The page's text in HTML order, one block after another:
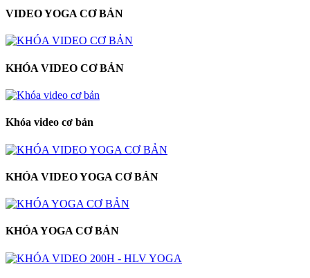
VIDEO YOGA CƠ BẢN
KHÓA VIDEO CƠ BẢN
Khóa video cơ bản
KHÓA VIDEO YOGA CƠ BẢN
KHÓA YOGA CƠ BẢN